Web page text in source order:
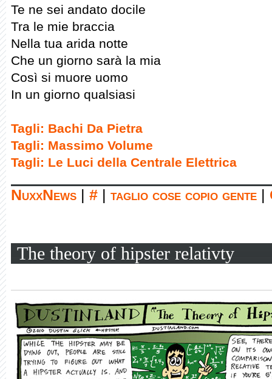
Te ne sei andato docile
Tra le mie braccia
Nella tua arida notte
Che un giorno sarà la mia
Così si muore uomo
In un giorno qualsiasi
Tagli: Bachi Da Pietra
Tagli: Massimo Volume
Tagli: Le Luci della Centrale Elettrica
NuxxNews # taglio cose copio gente
The theory of hipster relativty